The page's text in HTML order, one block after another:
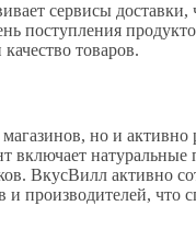
сервисы
поступления
товаров.
но и
включает
ВкусВилл активно
производителей, что